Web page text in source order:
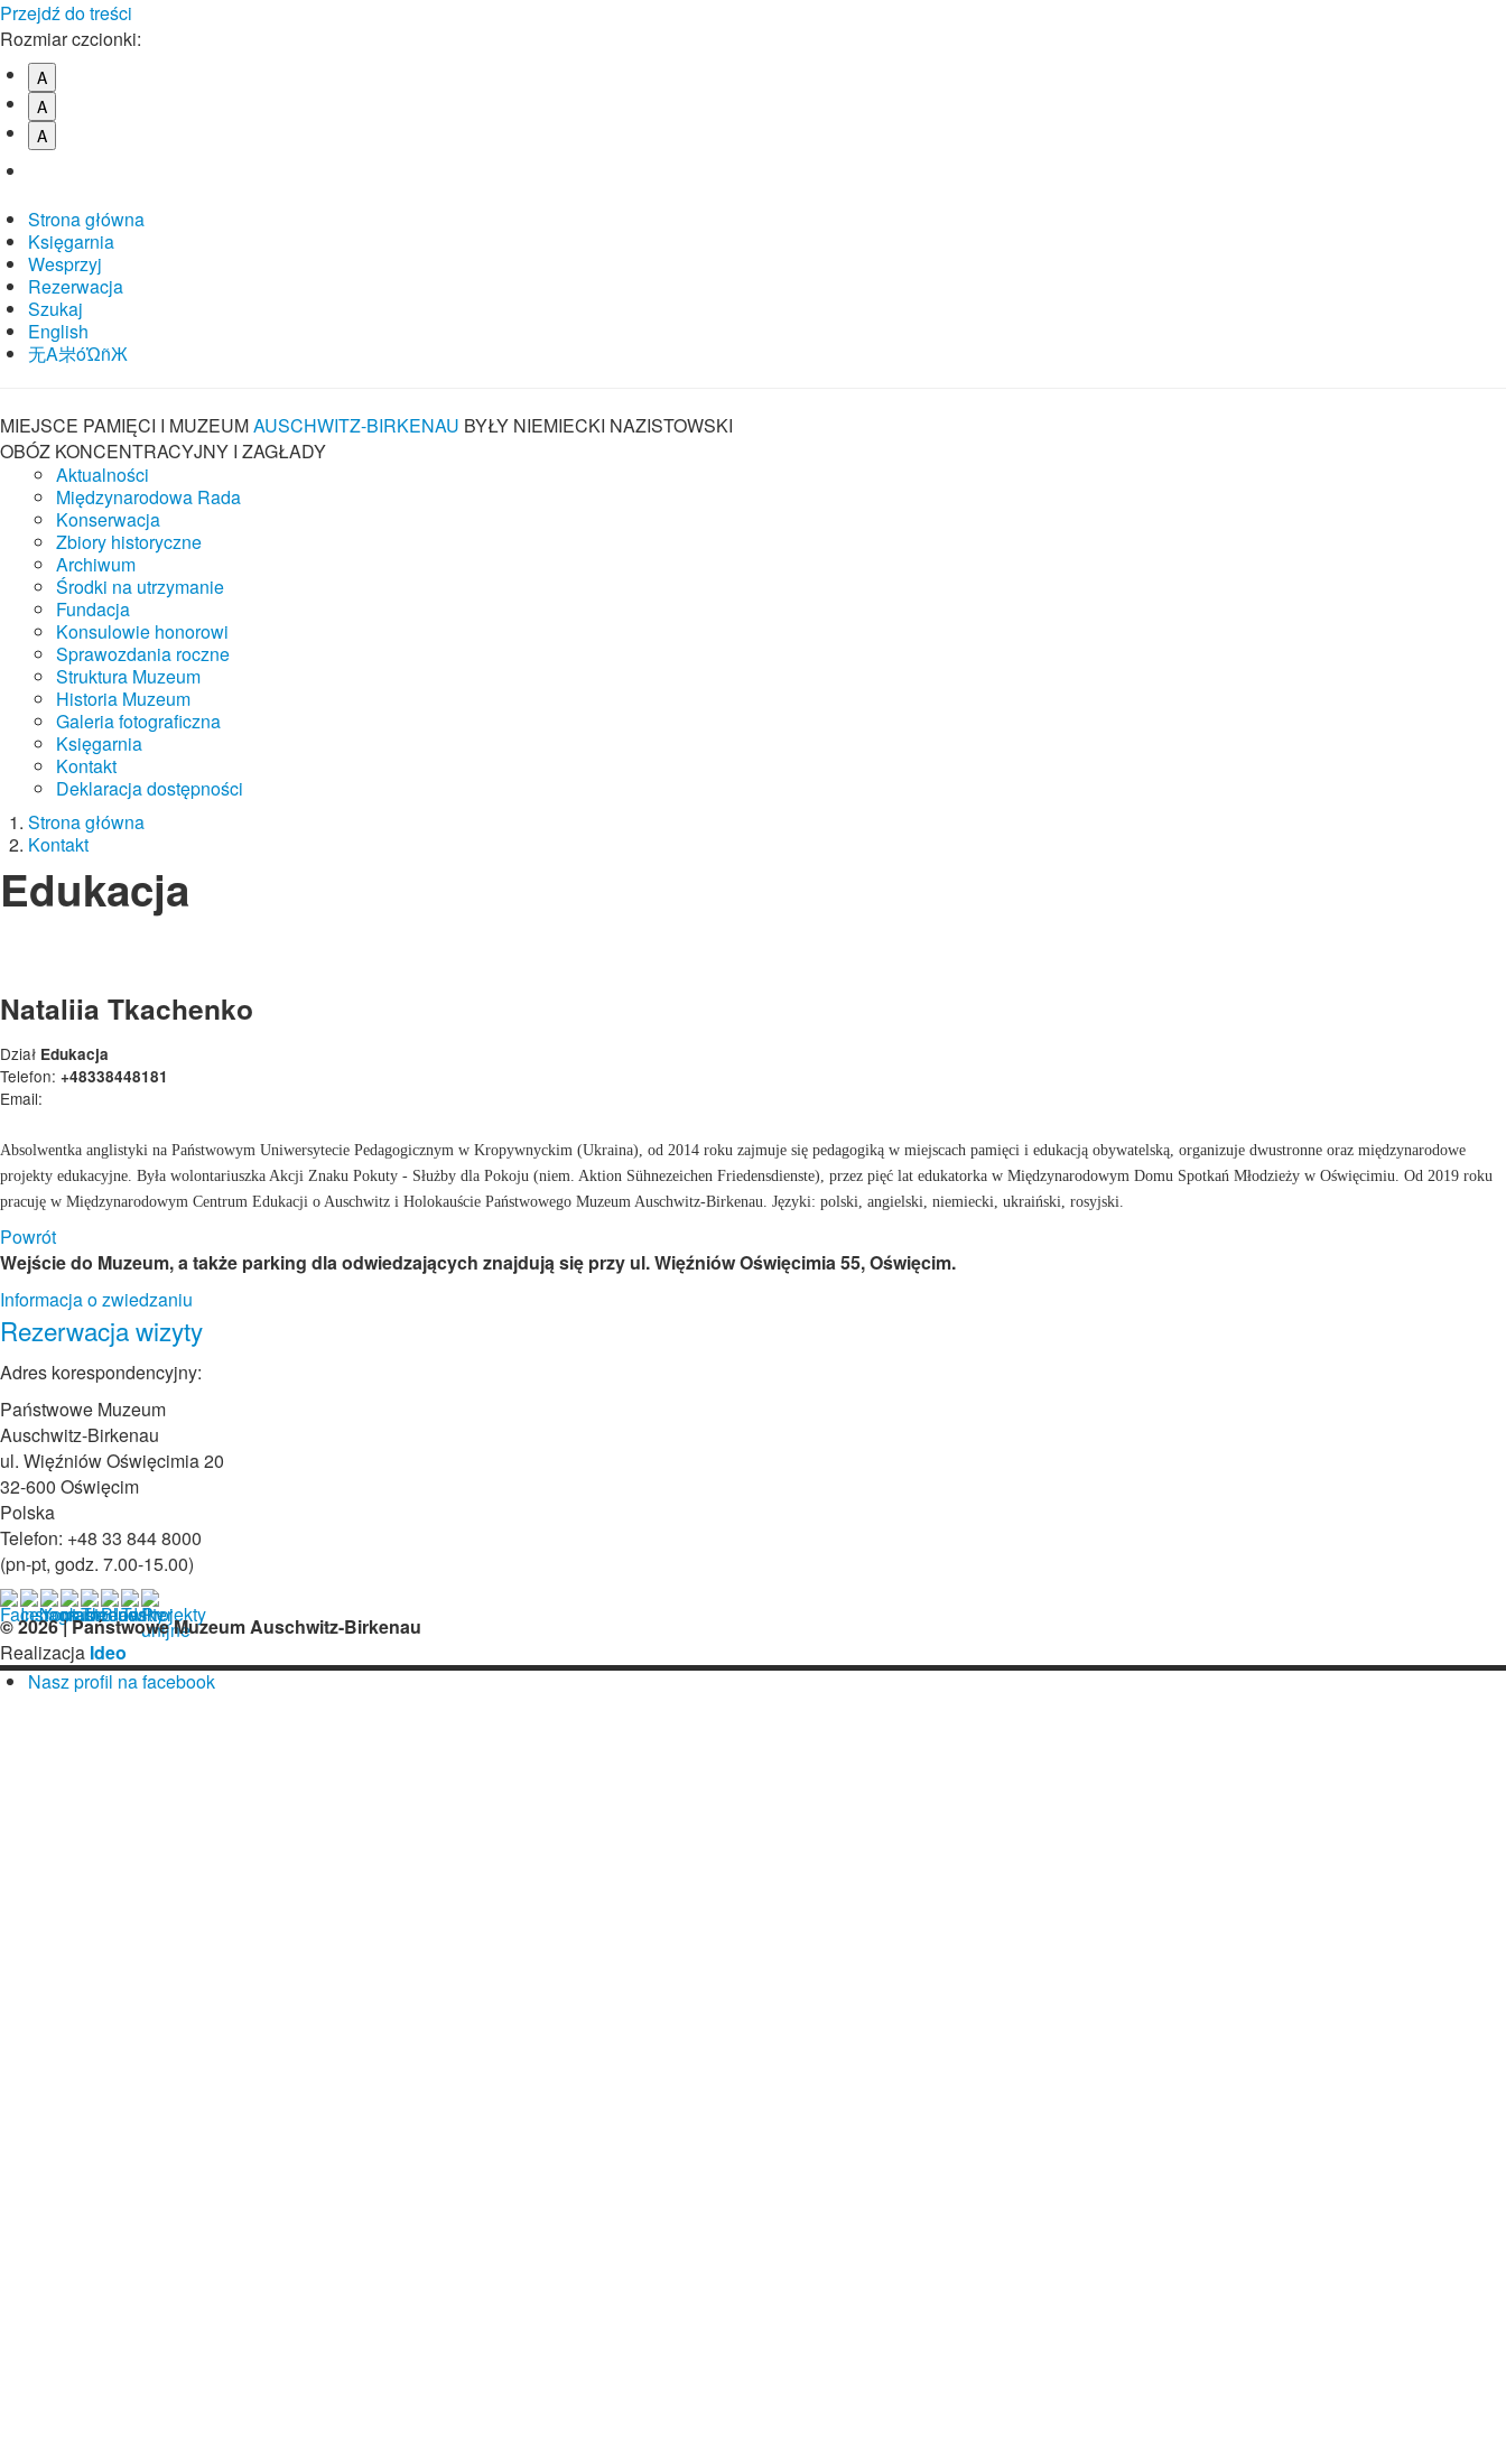
Przejdź do treści
Rozmiar czcionki:
A
A
A
Strona główna
Księgarnia
Wesprzyj
Rezerwacja
Szukaj
English
⽆A㞸óὨñЖ
MIEJSCE PAMIĘCI I MUZEUMAUSCHWITZ-BIRKENAU BYŁY NIEMIECKI NAZISTOWSKI
OBÓZ KONCENTRACYJNY I ZAGŁADY
Aktualności
Międzynarodowa Rada
Konserwacja
Zbiory historyczne
Archiwum
Środki na utrzymanie
Fundacja
Konsulowie honorowi
Sprawozdania roczne
Struktura Muzeum
Historia Muzeum
Galeria fotograficzna
Księgarnia
Kontakt
Deklaracja dostępności
Strona główna
Kontakt
Edukacja
Nataliia Tkachenko
Dział Edukacja
Telefon: +48338448181
Email:
Absolwentka anglistyki na Państwowym Uniwersytecie Pedagogicznym w Kropywnyckim (Ukraina), od 2014 roku zajmuje się pedagogiką w miejscach pamięci i edukacją obywatelską, organizuje dwustronne oraz międzynarodowe
projekty edukacyjne. Była wolontariuszka Akcji Znaku Pokuty - Służby dla Pokoju (niem. Aktion Sühnezeichen Friedensdienste), przez pięć lat edukatorka w Międzynarodowym Domu Spotkań Młodzieży w Oświęcimiu. Od 2019 roku
pracuję w Międzynarodowym Centrum Edukacji o Auschwitz i Holokauście Państwowego Muzeum Auschwitz-Birkenau. Języki: polski, angielski, niemiecki, ukraiński, rosyjski.
Powrót
Wejście do Muzeum, a także parking dla odwiedzających znajdują się przy ul. Więźniów Oświęcimia 55, Oświęcim.
Informacja o zwiedzaniu
Rezerwacja wizyty
Adres korespondencyjny:
Państwowe Muzeum
Auschwitz-Birkenau
ul. Więźniów Oświęcimia 20
32-600 Oświęcim
Polska
Telefon: +48 33 844 8000
(pn-pt, godz. 7.00-15.00)
© 2026 | Państwowe Muzeum Auschwitz-Birkenau
Realizacja Ideo
Nasz profil na facebook